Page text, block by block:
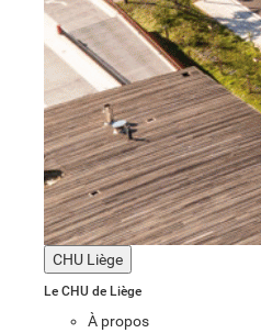
CHU Liège
Le CHU de Liège
À propos